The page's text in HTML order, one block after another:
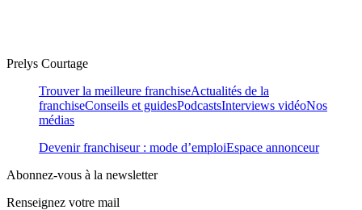
Prelys Courtage
Trouver la meilleure franchiseActualités de la
franchiseConseils et guidesPodcastsInterviews vidéoNos
médias
Devenir franchiseur : mode d’emploiEspace annonceur
Abonnez-vous à la newsletter
Renseignez votre mail